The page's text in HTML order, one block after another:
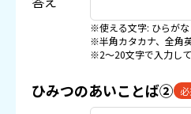
※使える文字: ひらが
※半角カタカナ、全角
※2〜20文字で入力し
ひみつのあいことば②